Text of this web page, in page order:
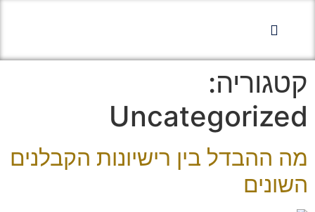
קטגוריה:
Uncategorized
מה ההבדל בין רישיונות הקבלנים
השונים